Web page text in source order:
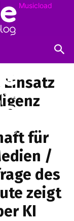
Musicload
für
/
des
zeigt
KI